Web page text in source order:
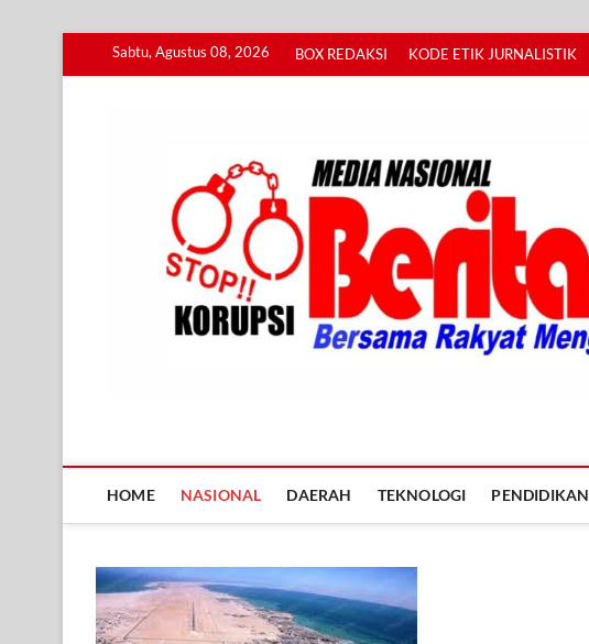
Sabtu, Agustus 08, 2026 BOX REDAKSI KODE ETIK JURNALISTIK
HOME NASIONAL DAERAH TEKNOLOGI PENDIDIKAN